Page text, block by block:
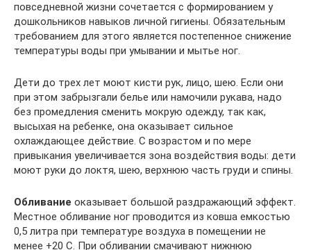
повседневной жизни сочетается с формированием у
дошкольников навыков личной гигиены. Обязательным
требованием для этого является постепенное снижение
температуры воды при умывании и мытье ног.
Дети до трех лет моют кисти рук, лицо, шею. Если они
при этом забрызгали белье или намочили рукава, надо
без промедления сменить мокрую одежду, так как,
высыхая на ребенке, она оказывает сильное
охлаждающее действие. С возрастом и по мере
привыкания увеличивается зона воздействия воды: дети
моют руки до локтя, шею, верхнюю часть груди и спины.
Обливание оказывает большой раздражающий эффект.
Местное обливание ног проводится из ковша емкостью
0,5 литра при температуре воздуха в помещении не
менее +20 С. При обливании смачивают нижнюю